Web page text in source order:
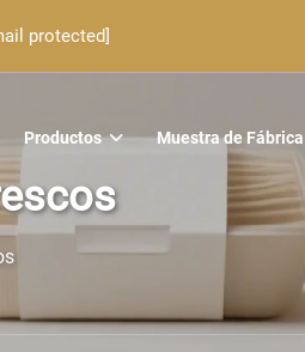
protected]
Productos Muestra de Fábrica